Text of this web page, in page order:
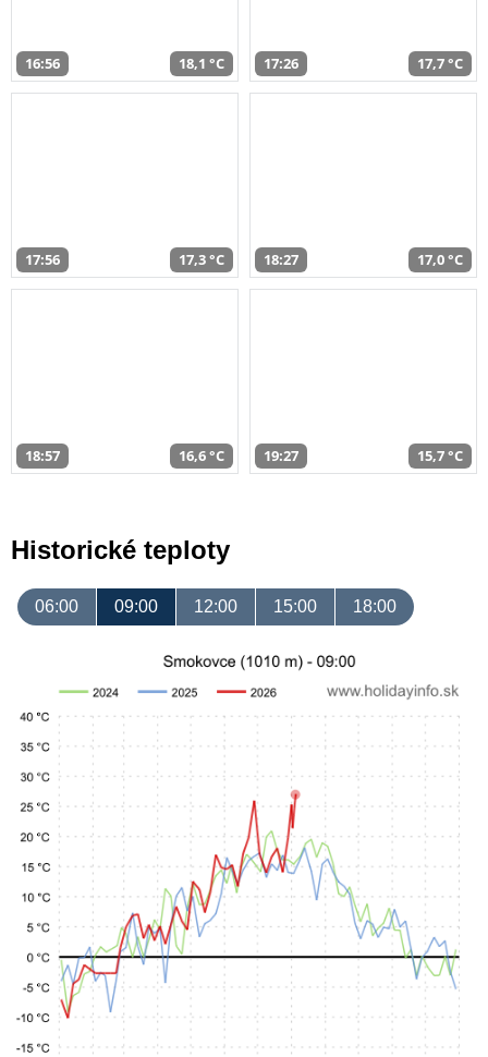
16:56 18,1 °C 17:26 17,7 °C
17:56 17,3 °C 18:27 17,0 °C
18:57 16,6 °C 19:27 15,7 °C
Historické teploty
06:00 09:00 12:00 15:00 18:00